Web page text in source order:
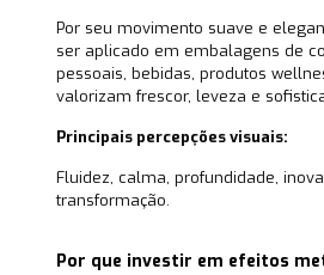
Por seu movimento suave e
ser aplicado em embalagens de
pessoais, bebidas, produtos
valorizam frescor, leveza e
Principais percepções visuais:
Fluidez, calma, profundidade,
transformação.
Por que investir em efeitos